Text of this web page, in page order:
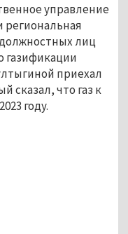
управление
региональная
лиц
газификации
приехал
сказал, что газ к
году.